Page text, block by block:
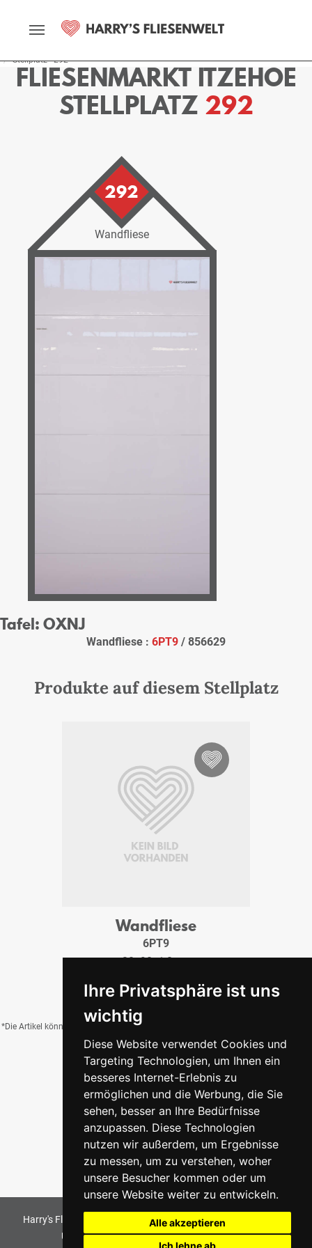
Ihre Privatsphäre ist uns
wichtig
Diese Website verwendet Cookies und
Targeting Technologien, um Ihnen ein
besseres Internet-Erlebnis zu
ermöglichen und die Werbung, die Sie
sehen, besser an Ihre Bedürfnisse
anzupassen. Diese Technologien
nutzen wir außerdem, um Ergebnisse
zu messen, um zu verstehen, woher
unsere Besucher kommen oder um
unsere Website weiter zu entwickeln.
Alle akzeptieren
Ich lehne ab
Stellplatz - 292
FLIESENMARKT ITZEHOE
STELLPLATZ 292
292
Wandfliese
Tafel: OXNJ
Wandfliese : 6PT9 / 856629
Produkte auf diesem Stellplatz
Wandfliese
6PT9
30x90x1,0 cm
*Die Artikel können durch Belichtung, Charge, Brand, Formate und weitere Einflüsse
von der Abbildung abweichen.
Harry's Fliesenmarkt GmbH & Co KG2026. All Rights Reserved
Umsetzung und Bereitstellung durchw3e.de